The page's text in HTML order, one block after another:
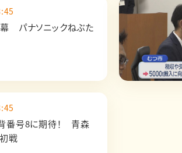
パナソニックねぶた
号8に期待！ 青森
戦